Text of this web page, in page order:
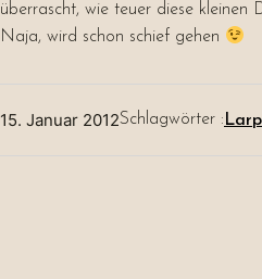
überrascht, wie teuer diese kleinen
Naja, wird schon schief gehen
15. Januar 2012Schlagwörter : Larp